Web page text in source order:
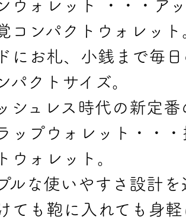
ウォレット ・・・ア
コンパクトウォレット
にお札、小銭まで毎
パクトサイズ。
シュレス時代の新定
ップウォレット・・
ウォレット。
ルな使いやすさ設計
ても鞄に入れても身